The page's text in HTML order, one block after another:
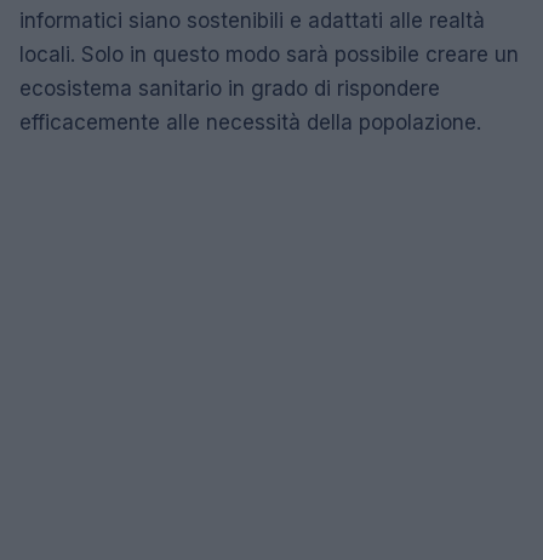
informatici siano sostenibili e adattati alle realtà
locali. Solo in questo modo sarà possibile creare un
ecosistema sanitario in grado di rispondere
efficacemente alle necessità della popolazione.